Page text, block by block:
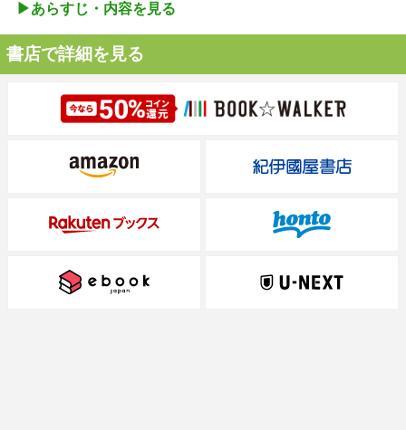
▶︎あらすじ・内容を見る
書店で詳細を見る